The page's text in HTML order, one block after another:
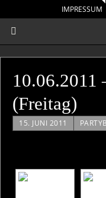
IMPRESSUM
10.06.2011
(Freitag)
15. JUNI 2011